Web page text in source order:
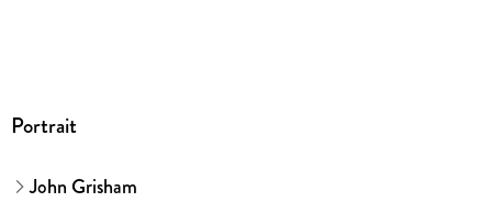
Portrait
John Grisham